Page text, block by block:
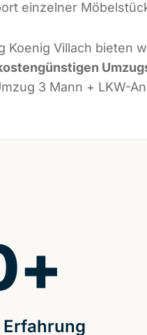
einzelner
Koenig Villach bieten
3 Mann + LKW-
Erfahrung
+